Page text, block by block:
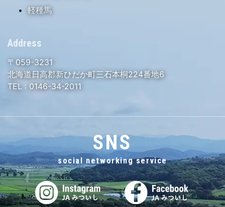
軽種馬
Address
〒059-3231
北海道日高郡新ひだか町三石本桐224番地6
TEL : 0146-34-2011
SNS
social networking service